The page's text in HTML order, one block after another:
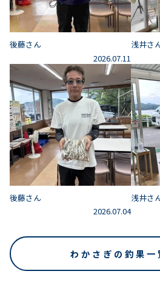
後藤さん
2026.07.11
浅井さ
後藤さん
2026.07.04
浅井さ
わかさぎの釣果一